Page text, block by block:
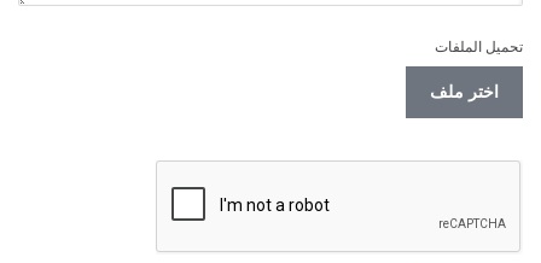
تحميل الملفات
اختر ملف